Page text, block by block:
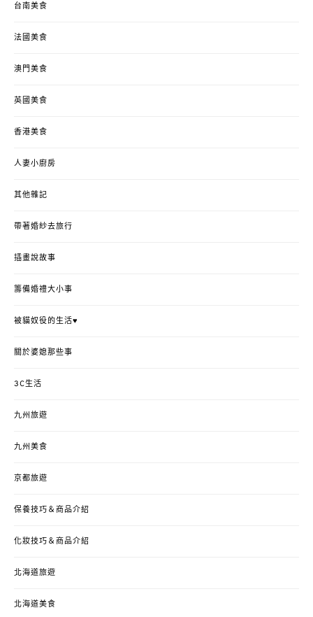
台南美食
法國美食
澳門美食
英國美食
香港美食
人妻小廚房
其他雜記
帶著婚紗去旅行
插畫說故事
籌備婚禮大小事
被貓奴役的生活♥
關於婆媳那些事
3C生活
九州旅遊
九州美食
京都旅遊
保養技巧＆商品介紹
化妝技巧＆商品介紹
北海道旅遊
北海道美食